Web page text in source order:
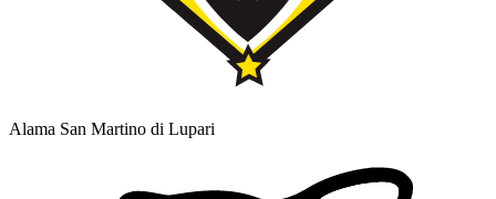
Alama San Martino di Lupari